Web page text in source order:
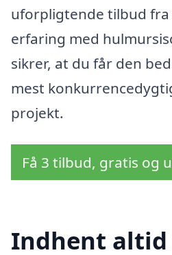
uforpligtende tilbud
erfaring med
sikrer, at du får den
mest
projekt.
Få 3 tilbud, gratis og
Indhent altid